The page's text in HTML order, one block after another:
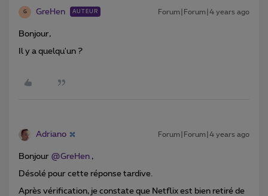
G GreHen AUTEUR Forum|Forum|4 years ago
Bonjour,
Il y a quelqu'un ?
Adriano Forum|Forum|4 years ago
Bonjour @GreHen ,
Désolé pour cette réponse tardive.
Après vérification, je constate que Netflix est bien retiré de